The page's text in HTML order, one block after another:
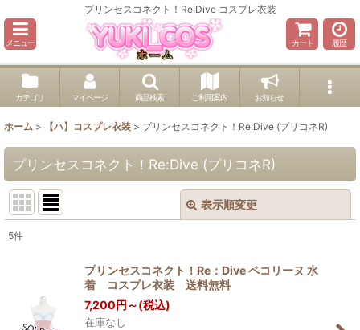
プリンセスコネクト！Re:Dive コスプレ衣装
メニュー カート 履歴
カテゴリ マイページ 商品検索 ご利用案内 お知らせ
ホーム > 【ハ】コスプレ衣装 > プリンセスコネクト！Re:Dive (プリコネR)
プリンセスコネクト！Re:Dive (プリコネR)
表示順変更
並び順
5件
プリンセスコネクト！Re：Dive ペコリーヌ 水
着 コスプレ衣装 送料無料
7,200円 ～(税込)
在庫なし